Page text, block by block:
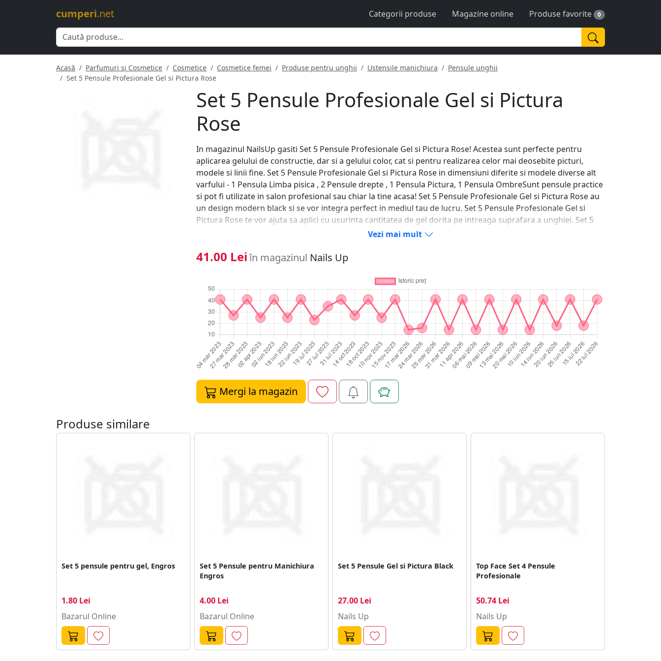
cumperi.net Categorii produse Magazine online Produse favorite 0
Acasă Parfumuri si Cosmetice Cosmetice Cosmetice femei Produse pentru unghii Ustensile manichiura
Pensule unghii
Set 5 Pensule Profesionale Gel si Pictura Rose
Set 5 Pensule Profesionale Gel si Pictura
Rose
In magazinul NailsUp gasiti Set 5 Pensule Profesionale Gel si Pictura Rose! Acestea sunt perfecte pentru
aplicarea gelului de constructie, dar si a gelului color, cat si pentru realizarea celor mai deosebite picturi,
modele si linii fine. Set 5 Pensule Profesionale Gel si Pictura Rose in dimensiuni diferite si modele diverse alt
varfului - 1 Pensula Limba pisica , 2 Pensule drepte , 1 Pensula Pictura, 1 Pensula OmbreSunt pensule practice
si pot fi utilizate in salon profesional sau chiar la tine acasa! Set 5 Pensule Profesionale Gel si Pictura Rose au
un design modern black si se vor integra perfect in mediul tau de lucru. Set 5 Pensule Profesionale Gel si
Pictura Rose te vor ajuta sa aplici cu usurinta cantitatea de gel dorita pe intreaga suprafara a unghiei. Set 5
Pensule Profesionale Gel si Pictura Rose sunt tot ce ai nevoie pentru o manichuira exceptionala!
Vezi mai mult
41.00 Leiîn magazinul Nails Up
Mergi la magazin
Produse similare
​Set 5 pensule pentru gel, Engros
1.80 Lei
Bazarul Online
Set 5 Pensule pentru Manichiura
Engros
4.00 Lei
Bazarul Online
Set 5 Pensule Gel si Pictura Black
27.00 Lei
Nails Up
Top Face Set 4 Pensule
Profesionale
50.74 Lei
Nails Up